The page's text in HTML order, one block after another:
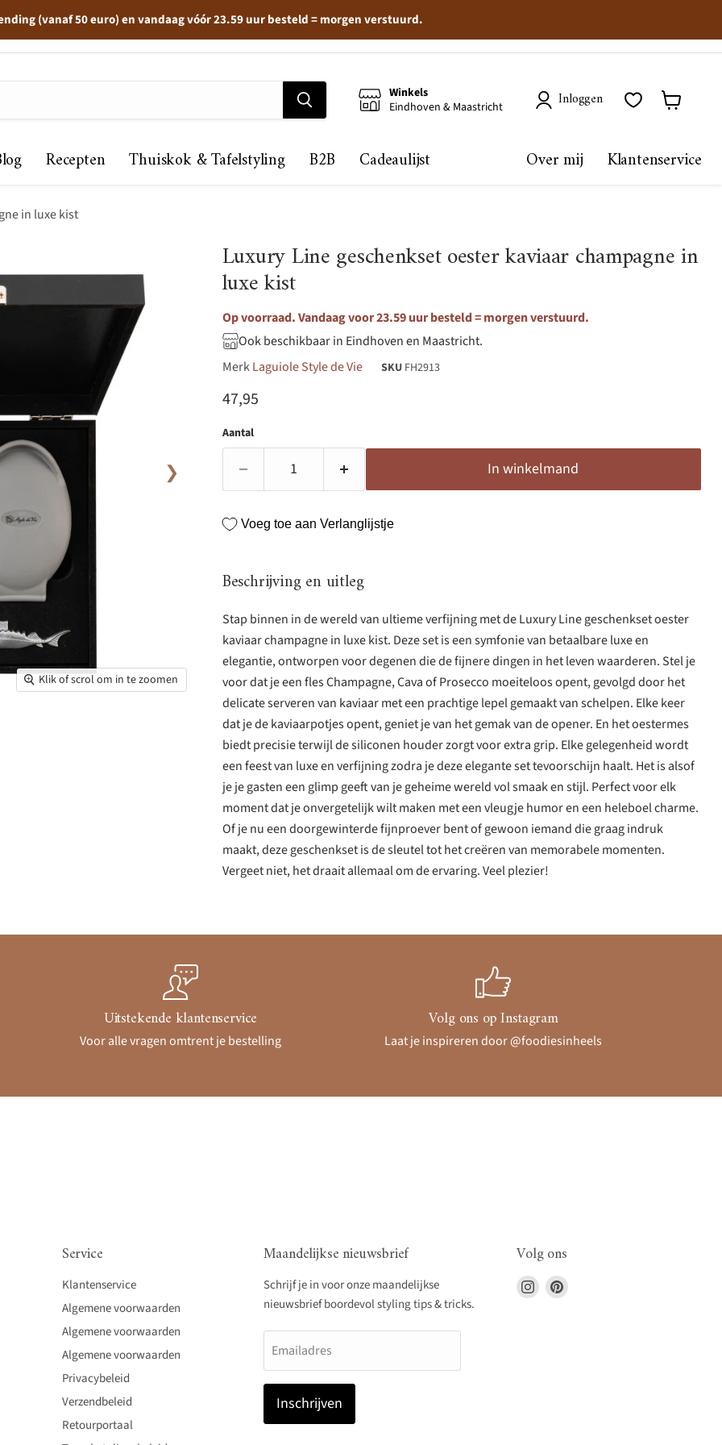
(vanaf 50 euro) en vandaag vóór 23.59 uur besteld = morgen verstuurd.
Winkels
Eindhoven & Maastricht
Inloggen
Recepten Thuiskok & Tafelstyling B2B Cadeaulijst Over mij Klantenservice
in luxe kist
Klik of scrol om in te zoomen
❯
Luxury Line geschenkset oester kaviaar champagne in
luxe kist
Op voorraad. Vandaag voor 23.59 uur besteld = morgen verstuurd.
Ook beschikbaar in Eindhoven en Maastricht.
MerkLaguiole Style de Vie SKU FH2913
Huidige prijs
47,95
Aantal
In winkelmand
Voeg toe aan Verlanglijstje
Beschrijving en uitleg
Stap binnen in de wereld van ultieme verfijning met de Luxury Line geschenkset oester
kaviaar champagne in luxe kist. Deze set is een symfonie van betaalbare luxe en
elegantie, ontworpen voor degenen die de fijnere dingen in het leven waarderen. Stel je
voor dat je een fles Champagne, Cava of Prosecco moeiteloos opent, gevolgd door het
delicate serveren van kaviaar met een prachtige lepel gemaakt van schelpen. Elke keer
dat je de kaviaarpotjes opent, geniet je van het gemak van de opener. En het oestermes
biedt precisie terwijl de siliconen houder zorgt voor extra grip. Elke gelegenheid wordt
een feest van luxe en verfijning zodra je deze elegante set tevoorschijn haalt. Het is alsof
je je gasten een glimp geeft van je geheime wereld vol smaak en stijl. Perfect voor elk
moment dat je onvergetelijk wilt maken met een vleugje humor en een heleboel charme.
Of je nu een doorgewinterde fijnproever bent of gewoon iemand die graag indruk
maakt, deze geschenkset is de sleutel tot het creëren van memorabele momenten.
Vergeet niet, het draait allemaal om de ervaring. Veel plezier!
Uitstekende klantenservice
Voor alle vragen omtrent je bestelling
Volg ons op Instagram
Laat je inspireren door @foodiesinheels
Service
Klantenservice
Algemene voorwaarden
Algemene voorwaarden
Algemene voorwaarden
Privacybeleid
Verzendbeleid
Retourportaal
Maandelijkse nieuwsbrief
Schrijf je in voor onze maandelijkse
nieuwsbrief boordevol styling tips & tricks.
Emailadres
Inschrijven
Volg ons
Vind
ons
Vind